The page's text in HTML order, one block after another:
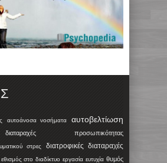
αυτοάνοσα νοσήματα αυτοβελτίωση
διαταραχές προσωπικότητας
στρες διατροφικές διαταραχές
εθισμός στο διαδίκτυο εργασία ευτυχία θυμός